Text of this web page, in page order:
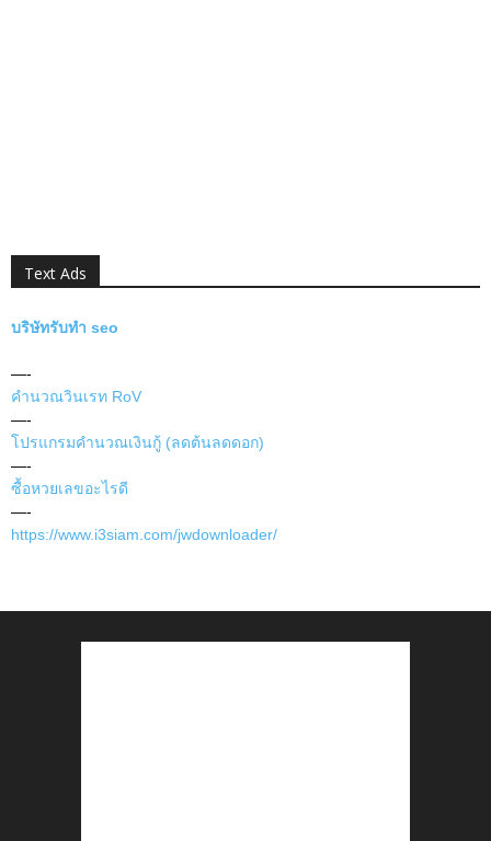
Text Ads
บริษัทรับทำ seo
—-
คำนวณวินเรท RoV
—-
โปรแกรมคำนวณเงินกู้ (ลดต้นลดดอก)
—-
ซื้อหวยเลขอะไรดี
—-
https://www.i3siam.com/jwdownloader/